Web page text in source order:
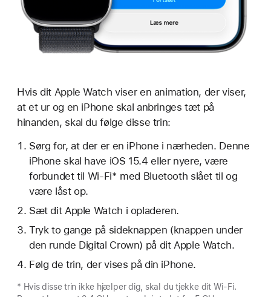
Hvis dit Apple Watch viser en animation, der viser,
at et ur og en iPhone skal anbringes tæt på
hinanden, skal du følge disse trin:
Sørg for, at der er en iPhone i nærheden. Denne
iPhone skal have iOS 15.4 eller nyere, være
forbundet til Wi-Fi* med Bluetooth slået til og
være låst op.
Sæt dit Apple Watch i opladeren.
Tryk to gange på sideknappen (knappen under
den runde Digital Crown) på dit Apple Watch.
Følg de trin, der vises på din iPhone.
* Hvis disse trin ikke hjælper dig, skal du tjekke dit Wi-Fi.